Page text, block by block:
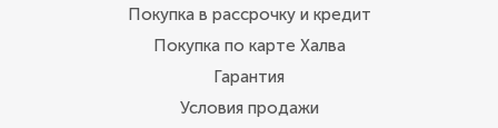
Покупка в рассрочку и кредит
Покупка по карте Халва
Гарантия
Условия продажи